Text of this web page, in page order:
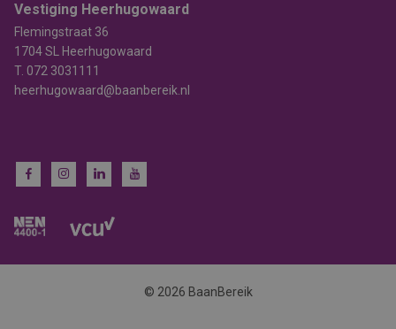
Vestiging Heerhugowaard
Flemingstraat 36
1704 SL Heerhugowaard
T. 072 3031111
heerhugowaard@baanbereik.nl
© 2026 BaanBereik